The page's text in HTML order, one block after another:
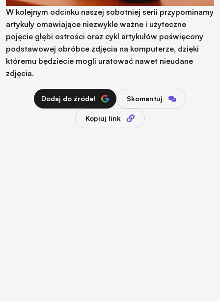
W kolejnym odcinku naszej sobotniej serii przypominamy
artykuły omawiające niezwykle ważne i użyteczne
pojęcie głębi ostrości oraz cykl artykułów poświęcony
podstawowej obróbce zdjęcia na komputerze, dzięki
któremu będziecie mogli uratować nawet nieudane
zdjęcia.
Dodaj do źródeł Skomentuj
Kopiuj link